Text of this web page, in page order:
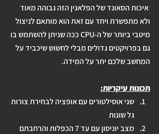
איכות הסאונד של הפלאגין הזה גבוהה מאוד
ולא מתפשרת ויחד עם זאת הוא מותאם לניצול
מיטבי ביותר של ה-CPU ככה שניתן להשתמש בו
גם בפרויקטים גדולים מבלי לחשוש שיכביד על
המחשב שלכם יתר על המידה.
תכונות עיקריות:
שני אוסילטורים עם אופציה לבחירת צורות
גל שונות
מצב יוניסון עם עד 7 הכפלות והרחבתם